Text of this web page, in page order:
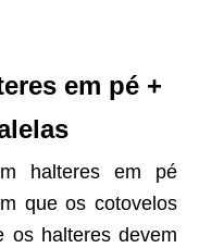
em pé +
halteres em pé
que os cotovelos
os halteres devem